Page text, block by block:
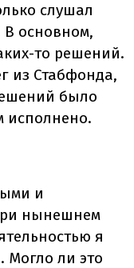
слушал
В основном,
то решений.
из Стабфонда,
было
исполнено.
и
нынешнем
я
Могло ли это